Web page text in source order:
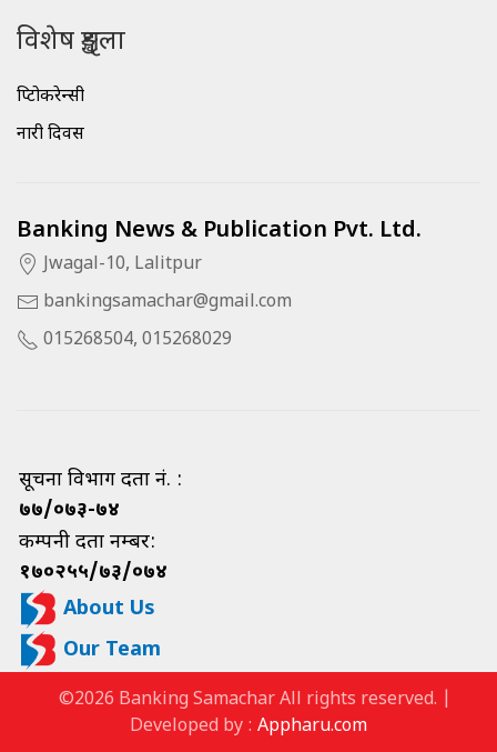
विशेष शृङ्खला
क्रिप्टोकरेन्सी
नारी दिवस
Banking News & Publication Pvt. Ltd.
Jwagal-10, Lalitpur
bankingsamachar@gmail.com
015268504, 015268029
सूचना विभाग दर्ता नं. :
७७/०७३-७४
कम्पनी दर्ता नम्बर:
१७०२५५/७३/०७४
About Us
Our Team
©2026 Banking Samachar All rights reserved. |
Developed by : Appharu.com